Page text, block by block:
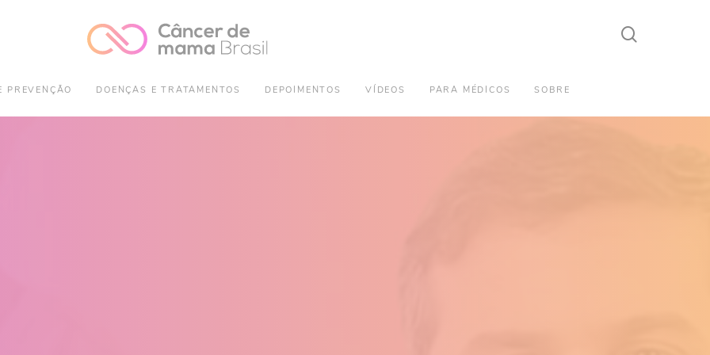
PREVENÇÃO DOENÇAS E TRATAMENTOS DEPOIMENTOS VÍDEOS PARA MÉDICOS SOBRE